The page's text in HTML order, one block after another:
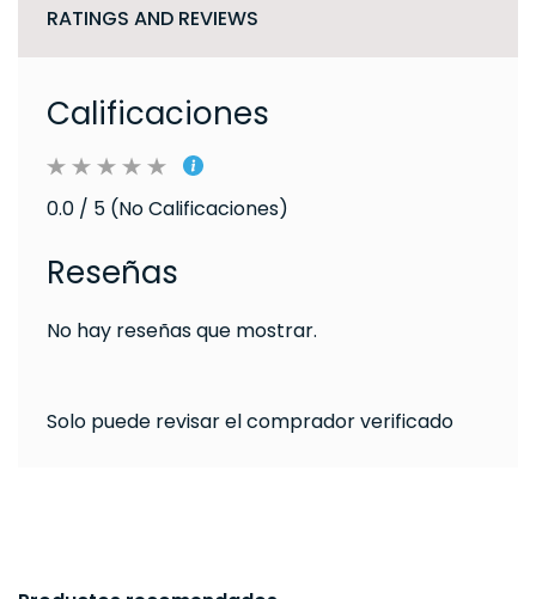
RATINGS AND REVIEWS
Calificaciones
0.0 / 5 (No Calificaciones)
Reseñas
No hay reseñas que mostrar.
Solo puede revisar el comprador verificado